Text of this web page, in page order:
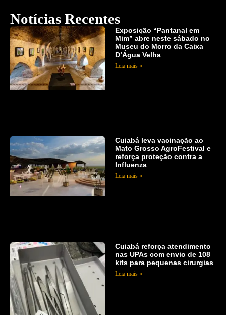
Notícias Recentes
Exposição “Pantanal em
Mim” abre neste sábado no
Museu do Morro da Caixa
D’Água Velha
Leia mais »
Cuiabá leva vacinação ao
Mato Grosso AgroFestival e
reforça proteção contra a
Influenza
Leia mais »
Cuiabá reforça atendimento
nas UPAs com envio de 108
kits para pequenas cirurgias
Leia mais »